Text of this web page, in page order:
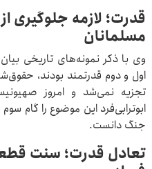
قدرت؛ لازمه جلوگیری
مسلمانان
وی با ذکر نمونه‌های تاریخی
اول و دوم قدرتمند بودند،
تجزیه نمی‌شد و امروز
ابوترابی‌فرد این موضوع را گام
جنگ دانست.
تعادل قدرت؛ سنت